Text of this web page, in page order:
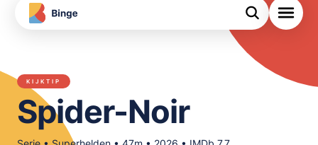
Viaplay Apple TV
KIJK
meJane
FILTER FILMS EN SERIES OP MIJN
DIENSTEN
Download
de
Binge
App
KIJKTIP
Spider-Noir